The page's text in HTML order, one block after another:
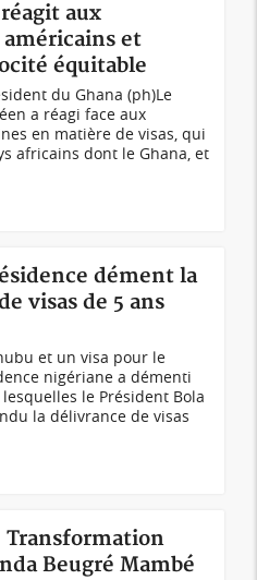
aux
et
équitable
du Ghana (ph)Le
a réagi face aux
en matière de visas, qui
africains dont le Ghana, et
dément la
visas de 5 ans
et un visa pour le
nigériane a démenti
le Président Bola
la délivrance de visas
Beugré Mambé